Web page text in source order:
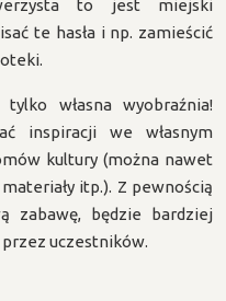
to jest miejski
te hasła i np. zamieścić
własna wyobraźnia!
inspiracji we własnym
kultury (można nawet
itp.). Z pewnością
zabawę, będzie bardziej
przez uczestników.